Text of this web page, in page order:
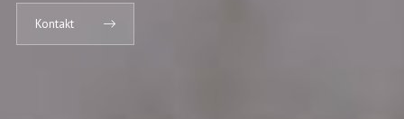
Kontakt